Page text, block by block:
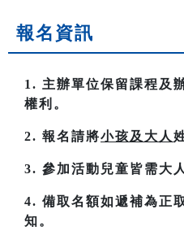
報名資訊
1. 主辦單位保留課程及
權利。
2. 報名請將小孩及大人
3. 參加活動兒童皆需大
4. 備取名額如遞補為正
知。